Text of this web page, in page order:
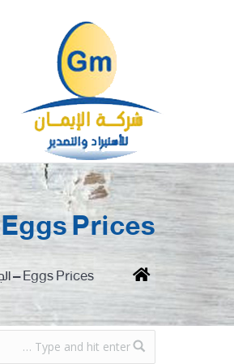
Eggs Prices – الجمله03-10-2020
You are here:
Home Eggs Prices – الجمله03-10-2020